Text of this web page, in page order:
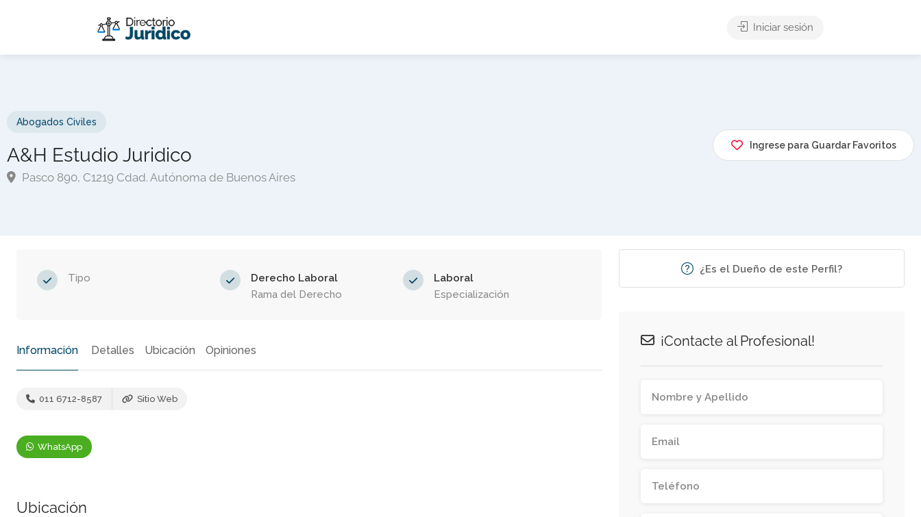
Iniciar sesión
Abogados Civiles
A&H Estudio Juridico
Pasco 890, C1219 Cdad. Autónoma de Buenos Aires
Ingrese para Guardar Favoritos
Tipo
Derecho Laboral
Rama del Derecho
Laboral
Especialización
Información Detalles Ubicación Opiniones
011 6712-8587 Sitio Web
WhatsApp
Ubicación
¿Es el Dueño de este Perfil?
¡Contacte al Profesional!